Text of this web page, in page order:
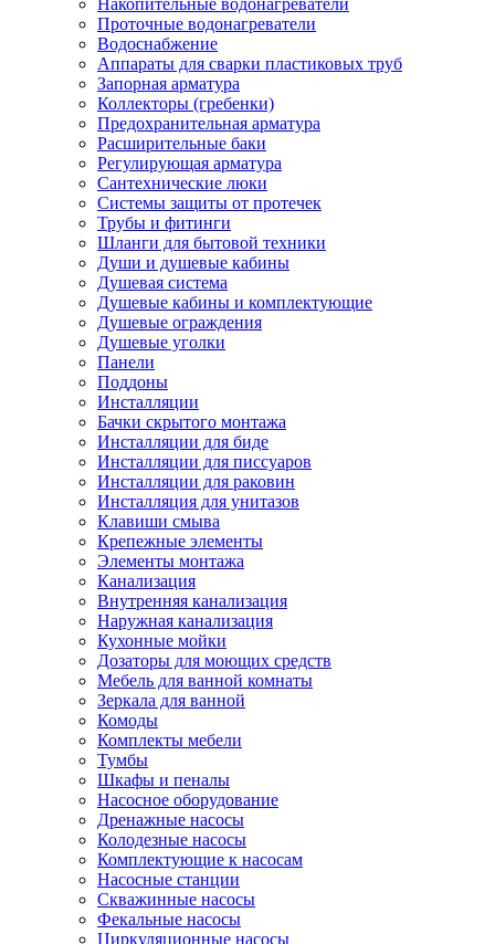
Проточные водонагреватели
Водоснабжение
Аппараты для сварки пластиковых труб
Запорная арматура
Коллекторы (гребенки)
Предохранительная арматура
Расширительные баки
Регулирующая арматура
Сантехнические люки
Системы защиты от протечек
Трубы и фитинги
Шланги для бытовой техники
Души и душевые кабины
Душевая система
Душевые кабины и комплектующие
Душевые ограждения
Душевые уголки
Панели
Поддоны
Инсталляции
Бачки скрытого монтажа
Инсталляции для биде
Инсталляции для писсуаров
Инсталляции для раковин
Инсталляция для унитазов
Клавиши смыва
Крепежные элементы
Элементы монтажа
Канализация
Внутренняя канализация
Наружная канализация
Кухонные мойки
Дозаторы для моющих средств
Мебель для ванной комнаты
Зеркала для ванной
Комоды
Комплекты мебели
Тумбы
Шкафы и пеналы
Насосное оборудование
Дренажные насосы
Колодезные насосы
Комплектующие к насосам
Насосные станции
Скважинные насосы
Фекальные насосы
Циркуляционные насосы